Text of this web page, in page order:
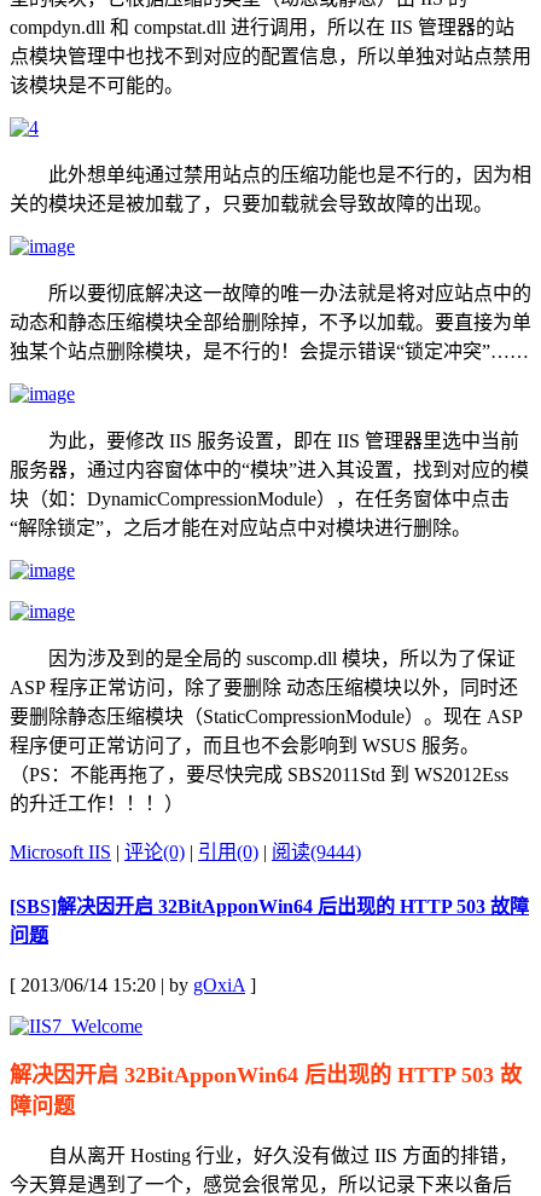
compdyn.dll 和 compstat.dll 进行调用，所以在 IIS 管理器的站
点模块管理中也找不到对应的配置信息，所以单独对站点禁用
该模块是不可能的。
此外想单纯通过禁用站点的压缩功能也是不行的，因为相
关的模块还是被加载了，只要加载就会导致故障的出现。
所以要彻底解决这一故障的唯一办法就是将对应站点中的
动态和静态压缩模块全部给删除掉，不予以加载。要直接为单
独某个站点删除模块，是不行的！会提示错误“锁定冲突”……
为此，要修改 IIS 服务设置，即在 IIS 管理器里选中当前
服务器，通过内容窗体中的“模块”进入其设置，找到对应的模
块（如：DynamicCompressionModule），在任务窗体中点击
“解除锁定”，之后才能在对应站点中对模块进行删除。
因为涉及到的是全局的 suscomp.dll 模块，所以为了保证
ASP 程序正常访问，除了要删除 动态压缩模块以外，同时还
要删除静态压缩模块（StaticCompressionModule）。现在 ASP
程序便可正常访问了，而且也不会影响到 WSUS 服务。
（PS：不能再拖了，要尽快完成 SBS2011Std 到 WS2012Ess
的升迁工作！！！）
Microsoft IIS | 评论(0) | 引用(0) | 阅读(9444)
[SBS]解决因开启 32BitApponWin64 后出现的 HTTP 503 故障
问题
[ 2013/06/14 15:20 | by gOxiA ]
解决因开启 32BitApponWin64 后出现的 HTTP 503 故
障问题
自从离开 Hosting 行业，好久没有做过 IIS 方面的排错，
今天算是遇到了一个，感觉会很常见，所以记录下来以备后